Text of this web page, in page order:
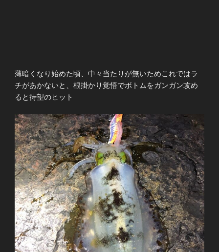
薄暗くなり始めた頃、 中々当たりが無いためこれではラ
チがあかないと、 根掛かり覚悟でボトムをガンガン攻め
ると待望のヒット